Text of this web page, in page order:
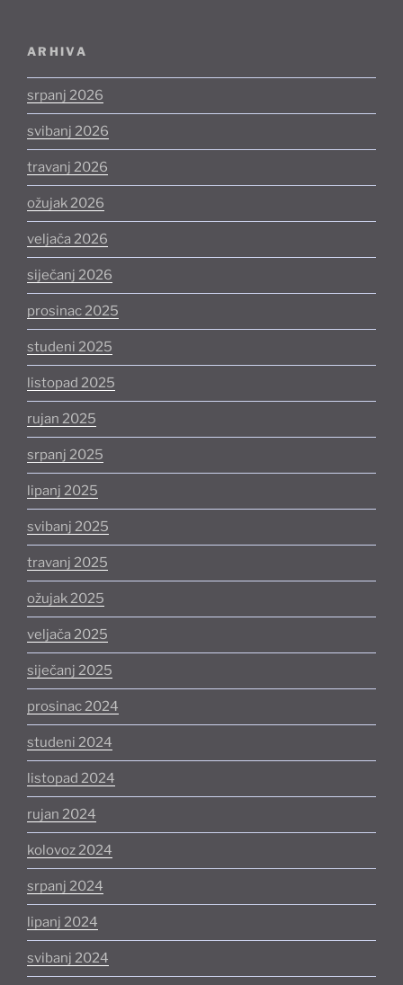
ARHIVA
srpanj 2026
svibanj 2026
travanj 2026
ožujak 2026
veljača 2026
siječanj 2026
prosinac 2025
studeni 2025
listopad 2025
rujan 2025
srpanj 2025
lipanj 2025
svibanj 2025
travanj 2025
ožujak 2025
veljača 2025
siječanj 2025
prosinac 2024
studeni 2024
listopad 2024
rujan 2024
kolovoz 2024
srpanj 2024
lipanj 2024
svibanj 2024